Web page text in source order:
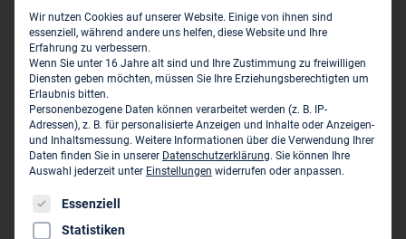
Systemplanung, Brandschutz, Akustische
Prüfeinrichtungen, ganzheitliche Beratung, Reviews &
Second Opinion, Gutachten durch Sachverständige,
Güteprüfungen am Bau, Mangelrisikoverringerung,
schalltechnische Sanierungsvorbereitung, Erstellung
von Prüfzeugnissen, Unterstützung bei der
Produktentwicklung, Forschung,
Produktionsüberwachung, Bauordnungsrechtliche
Neubauten und Sanierungen, Gebäudebilanzierungen
nach DIN 18599, Theater- und Veranstaltungstechnik,
Wir nutzen Cookies auf unserer Website. Einige von ihnen sind
essenziell, während andere uns helfen, diese Website und Ihre
Erfahrung zu verbessern.
Wenn Sie unter 16 Jahre alt sind und Ihre Zustimmung zu freiwilligen
Diensten geben möchten, müssen Sie Ihre Erziehungsberechtigten um
Erlaubnis bitten.
Personenbezogene Daten können verarbeitet werden (z. B. IP-
Adressen), z. B. für personalisierte Anzeigen und Inhalte oder Anzeigen-
und Inhaltsmessung. Weitere Informationen über die Verwendung Ihrer
Daten finden Sie in unserer Datenschutzerklärung. Sie können Ihre
Auswahl jederzeit unter Einstellungen widerrufen oder anpassen.
Es folgt eine Liste der Service-Gruppen, für die eine
Essenziell
Statistiken